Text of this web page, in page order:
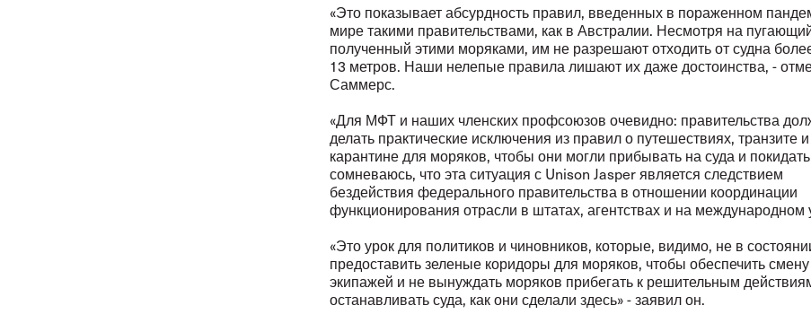
«Это показывает абсурдность правил, введенных в пораженном
мире такими правительствами, как в Австралии. Несмотря на
полученный этими моряками, им не разрешают отходить от судна
13 метров. Наши нелепые правила лишают их даже достоинства, -
Саммерс.
«Для МФТ и наших членских профсоюзов очевидно: правительства
делать практические исключения из правил о путешествиях, транзите и
карантине для моряков, чтобы они могли прибывать на суда и
сомневаюсь, что эта ситуация с Unison Jasper является следствием
бездействия федерального правительства в отношении координации
функционирования отрасли в штатах, агентствах и на международном
«Это урок для политиков и чиновников, которые, видимо, не в
предоставить зеленые коридоры для моряков, чтобы обеспечить смену
экипажей и не вынуждать моряков прибегать к решительным
останавливать суда, как они сделали здесь» - заявил он.